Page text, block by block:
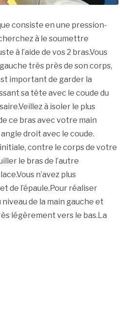
consiste en une pression-
à le soumettre
à l’aide de vos 2 bras.Vous
très près de son corps,
important de garder la
sa tête avec le coude du
à isoler le plus
ce bras avec votre main
droit avec le coude.
contre le corps de votre
le bras de l’autre
n’avez plus
de l’épaule.Pour réaliser
de la main gauche et
légèrement vers le bas.La